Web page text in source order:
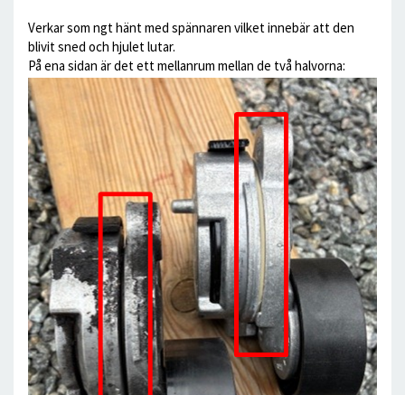
Verkar som ngt hänt med spännaren vilket innebär att den
blivit sned och hjulet lutar.
På ena sidan är det ett mellanrum mellan de två halvorna: